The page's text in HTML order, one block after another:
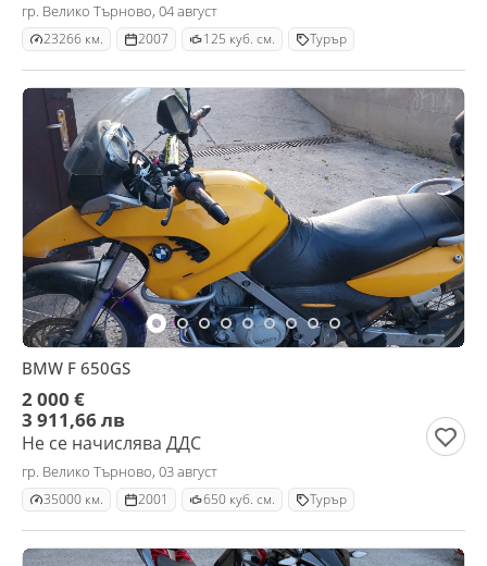
гр. Велико Търново, 04 август
23266 км. 2007 125 куб. см. Турър
BMW F 650GS
2 000 €
3 911,66 лв
Не се начислява ДДС
гр. Велико Търново, 03 август
35000 км. 2001 650 куб. см. Турър